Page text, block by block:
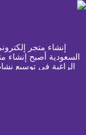
إنشاء متجر
السعودية أصبح إنشاء
الراغبة في توسيع